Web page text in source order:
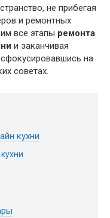
не прибегая
и ремонтных
все этапы ремонта
и заканчивая
на
советах.
кухни